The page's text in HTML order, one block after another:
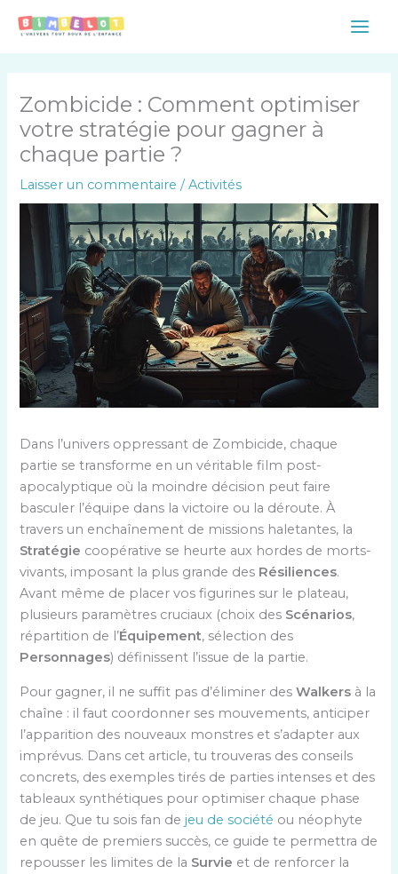
Main
Zombicide : Comment optimiser
votre stratégie pour gagner à
chaque partie ?
Laisser un commentaire /Activités
Dans l’univers oppressant de Zombicide, chaque
partie se transforme en un véritable film post-
apocalyptique où la moindre décision peut faire
basculer l’équipe dans la victoire ou la déroute. À
travers un enchaînement de missions haletantes, la
Stratégie coopérative se heurte aux hordes de morts-
vivants, imposant la plus grande des Résiliences.
Avant même de placer vos figurines sur le plateau,
plusieurs paramètres cruciaux (choix des Scénarios,
répartition de l’Équipement, sélection des
Personnages) définissent l’issue de la partie.
Pour gagner, il ne suffit pas d’éliminer desWalkers à la
chaîne : il faut coordonner ses mouvements, anticiper
l’apparition des nouveaux monstres et s’adapter aux
imprévus. Dans cet article, tu trouveras des conseils
concrets, des exemples tirés de parties intenses et des
tableaux synthétiques pour optimiser chaque phase
de jeu. Que tu sois fan de jeu de société ou néophyte
en quête de premiers succès, ce guide te permettra de
repousser les limites de la Survie et de renforcer la